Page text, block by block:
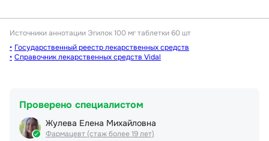
Источники аннотации Эгилок 100 мг таблетки 60 шт
Государственный реестр лекарственных средств
Справочник лекарственных средств Vidal
Проверено специалистом
Жулева Елена Михайловна
Фармацевт (стаж более 19 лет)